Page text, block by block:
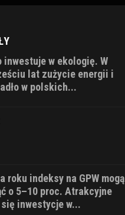
inwestuje w ekologię. W
lat zużycie energii i
w polskich...
roku indeksy na GPW mogą
o 5–10 proc. Atrakcyjne
inwestycje w...